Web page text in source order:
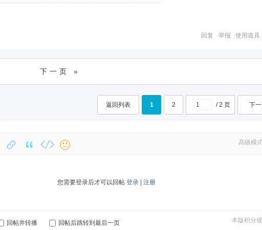
举报 使用道具
回复
下一页 »
1 2 / 2 页 下
返回列表
高级模
您需要登录后才可以回帖 登录 注册
本版积分
回帖并转播 回帖后跳转到最后一页